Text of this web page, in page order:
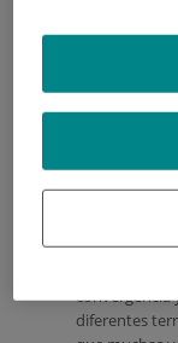
conviene
Por una
implica una
integra
Por otra, la
que resulta
las diversas
convergencia
diferentes